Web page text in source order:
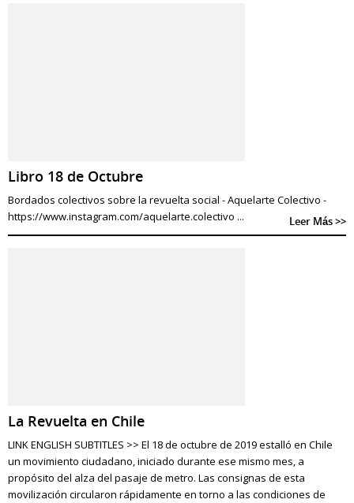
Libro 18 de Octubre
Bordados colectivos sobre la revuelta social - Aquelarte Colectivo -
https://www.instagram.com/aquelarte.colectivo ...
Leer Más >>
La Revuelta en Chile
LINK ENGLISH SUBTITLES >> El 18 de octubre de 2019 estalló en Chile
un movimiento ciudadano, iniciado durante ese mismo mes, a
propósito del alza del pasaje de metro. Las consignas de esta
movilización circularon rápidamente en torno a las condiciones de